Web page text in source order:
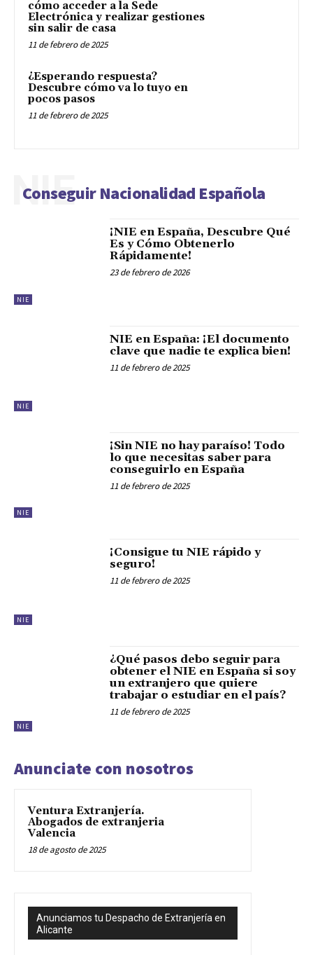
cómo acceder a la Sede
Electrónica y realizar gestiones
sin salir de casa
11 de febrero de 2025
¿Esperando respuesta?
Descubre cómo va lo tuyo en
pocos pasos
11 de febrero de 2025
Conseguir Nacionalidad Española
NIE
NIE
¡NIE en España, Descubre Qué
Es y Cómo Obtenerlo
Rápidamente!
23 de febrero de 2026
NIE
NIE en España: ¡El documento
clave que nadie te explica bien!
11 de febrero de 2025
NIE
¡Sin NIE no hay paraíso! Todo
lo que necesitas saber para
conseguirlo en España
11 de febrero de 2025
NIE
¡Consigue tu NIE rápido y
seguro!
11 de febrero de 2025
NIE
¿Qué pasos debo seguir para
obtener el NIE en España si soy
un extranjero que quiere
trabajar o estudiar en el país?
11 de febrero de 2025
Anunciate con nosotros
Ventura Extranjería.
Abogados de extranjeria
Valencia
18 de agosto de 2025
Anunciamos tu Despacho de Extranjería en
Alicante